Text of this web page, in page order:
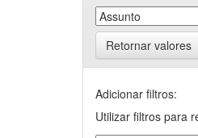
Retornar valores
Adicionar filtros:
Utilizar filtros para